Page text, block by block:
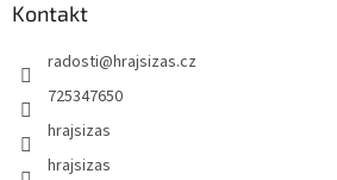
Kontakt
radosti@hrajsizas.cz
725347650
hrajsizas
hrajsizas